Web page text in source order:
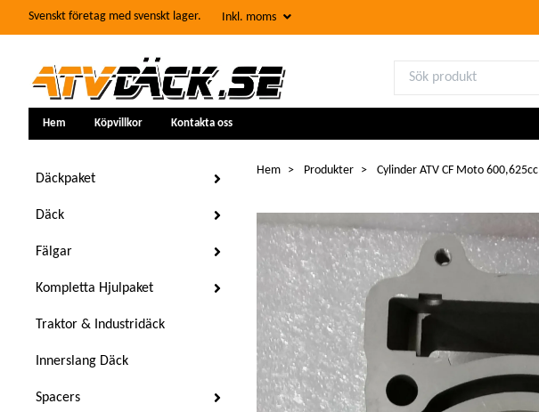
Svenskt företag med svenskt lager. Inkl. moms
Hem Köpvillkor Kontakta oss
Däckpaket
Däck
Fälgar
Kompletta Hjulpaket
Traktor & Industridäck
Innerslang Däck
Spacers
Hem Produkter Cylinder ATV CF Moto 600,625cc